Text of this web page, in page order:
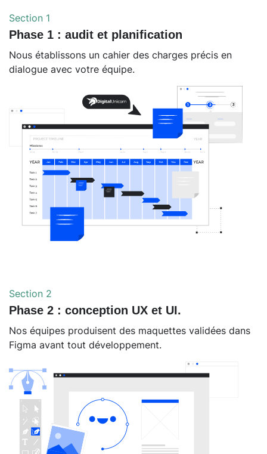
Section 1
Phase 1 : audit et planification
Nous établissons un cahier des charges précis en
dialogue avec votre équipe.
Section 2
Phase 2 : conception UX et UI.
Nos équipes produisent des maquettes validées dans
Figma avant tout développement.